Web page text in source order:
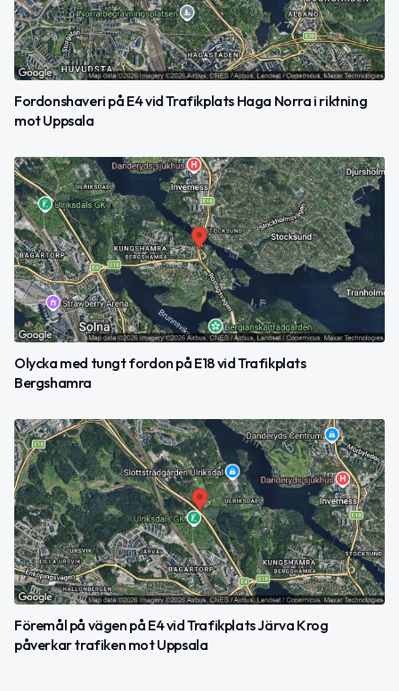
Fordonshaveri på E4 vid Trafikplats Haga Norra i riktning
mot Uppsala
Olycka med tungt fordon på E18 vid Trafikplats
Bergshamra
Föremål på vägen på E4 vid Trafikplats Järva Krog
påverkar trafiken mot Uppsala